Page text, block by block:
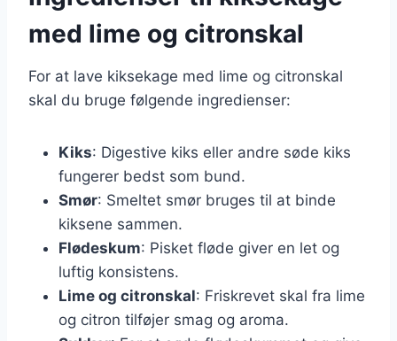
med lime og citronskal
For at lave kiksekage med lime og citronskal
skal du bruge følgende ingredienser:
Kiks: Digestive kiks eller andre søde kiks
fungerer bedst som bund.
Smør: Smeltet smør bruges til at binde
kiksene sammen.
Flødeskum: Pisket fløde giver en let og
luftig konsistens.
Lime og citronskal: Friskrevet skal fra lime
og citron tilføjer smag og aroma.